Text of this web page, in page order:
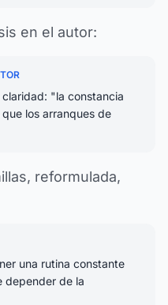
en el autor:
"la constancia
los arranques de
reformulada,
una rutina constante
depender de la